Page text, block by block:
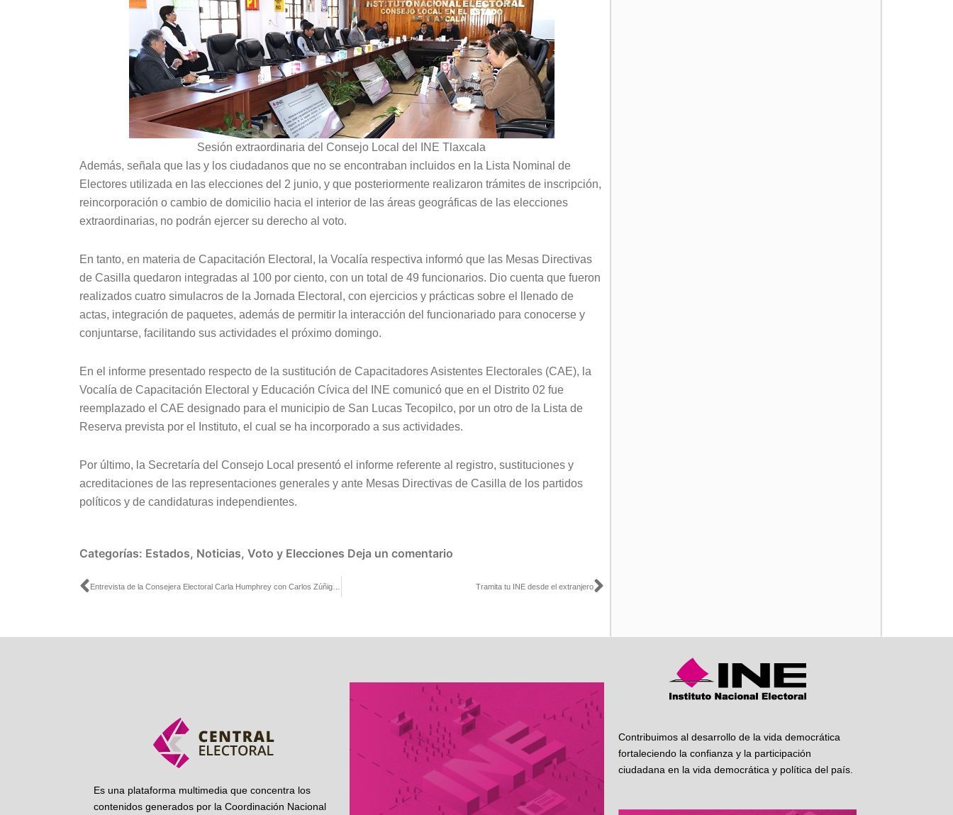
Sesión extraordinaria del Consejo Local del INE Tlaxcala
Además, señala que las y los ciudadanos que no se encontraban incluidos en la Lista Nominal de
Electores utilizada en las elecciones del 2 junio, y que posteriormente realizaron trámites de inscripción,
reincorporación o cambio de domicilio hacia el interior de las áreas geográficas de las elecciones
extraordinarias, no podrán ejercer su derecho al voto.
En tanto, en materia de Capacitación Electoral, la Vocalía respectiva informó que las Mesas Directivas
de Casilla quedaron integradas al 100 por ciento, con un total de 49 funcionarios. Dio cuenta que fueron
realizados cuatro simulacros de la Jornada Electoral, con ejercicios y prácticas sobre el llenado de
actas, integración de paquetes, además de permitir la interacción del funcionariado para conocerse y
conjuntarse, facilitando sus actividades el próximo domingo.
En el informe presentado respecto de la sustitución de Capacitadores Asistentes Electorales (CAE), la
Vocalía de Capacitación Electoral y Educación Cívica del INE comunicó que en el Distrito 02 fue
reemplazado el CAE designado para el municipio de San Lucas Tecopilco, por un otro de la Lista de
Reserva prevista por el Instituto, el cual se ha incorporado a sus actividades.
Por último, la Secretaría del Consejo Local presentó el informe referente al registro, sustituciones y
acreditaciones de las representaciones generales y ante Mesas Directivas de Casilla de los partidos
políticos y de candidaturas independientes.
Categorías: Estados, Noticias, Voto y Elecciones Deja un comentario
Ant Tramita tu INE desde el extranjeroSiguiente
Es una plataforma multimedia que concentra los
contenidos generados por la Coordinación Nacional
Contribuimos al desarrollo de la vida democrática
fortaleciendo la confianza y la participación
ciudadana en la vida democrática y política del país.